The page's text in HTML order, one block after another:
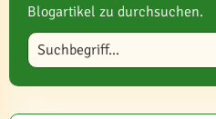
Blogartikel zu durchsuchen.
Blog durchsuchen